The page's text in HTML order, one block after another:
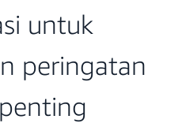
untuk
peringatan